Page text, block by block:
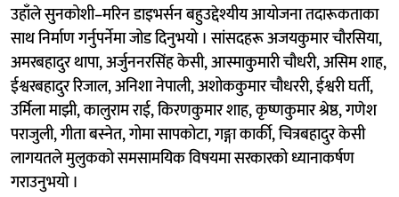
उहाँले सुनकोशी–मरिन डाइभर्सन बहुउद्देश्यीय आयोजना तदारूकताका
साथ निर्माण गर्नुपर्नेमा जोड दिनुभयो । सांसदहरू अजयकुमार चौरसिया,
अमरबहादुर थापा, अर्जुननरसिंह केसी, आस्माकुमारी चौधरी, असिम शाह,
ईश्वरबहादुर रिजाल, अनिशा नेपाली, अशोककुमार चौधररी, ईश्वरी घर्ती,
उर्मिला माझी, कालुराम राई, किरणकुमार शाह, कृष्णकुमार श्रेष्ठ, गणेश
पराजुली, गीता बस्नेत, गोमा सापकोटा, गङ्गा कार्की, चित्रबहादुर केसी
लागयतले मुलुकको समसामयिक विषयमा सरकारको ध्यानाकर्षण
गराउनुभयो ।